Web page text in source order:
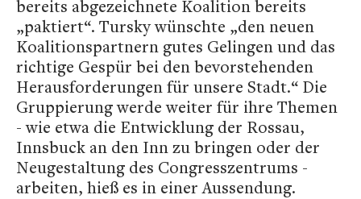
bereits abgezeichnete Koalition bereits
„paktiert“. Tursky wünschte „den neuen
Koalitionspartnern gutes Gelingen und das
richtige Gespür bei den bevorstehenden
Herausforderungen für unsere Stadt.“ Die
Gruppierung werde weiter für ihre Themen
- wie etwa die Entwicklung der Rossau,
Innsbuck an den Inn zu bringen oder der
Neugestaltung des Congresszentrums -
arbeiten, hieß es in einer Aussendung.